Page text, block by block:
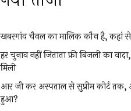
खबरगांव चैनल का मालिक कौन है, कहां
हर चुनाव नहीं जिताता फ्री बिजली का
मिली
आर जी कर अस्पताल से सुप्रीम कोर्ट
हुआ?